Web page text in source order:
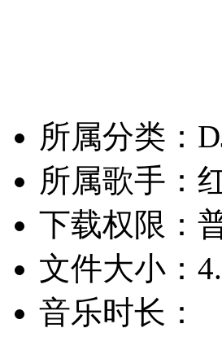
所属分类：
所属歌手：
下载权限：
文件大小：
音乐时长：